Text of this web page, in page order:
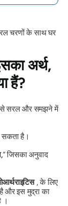
चरणों के साथ घर
अर्थ,
हैं?
सरल और समझने में
है।
”जिसका अनुवाद
, के लिए
है और इसमुद्रा का
।